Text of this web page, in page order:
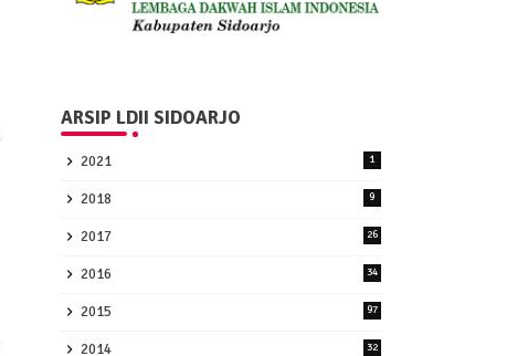
ARSIP LDII SIDOARJO
2021 1
2018 9
2017 26
2016 34
2015 97
2014 32